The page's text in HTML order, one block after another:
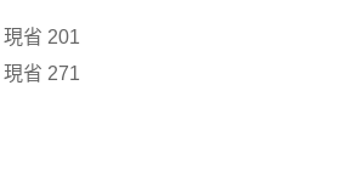
現省 201
現省 271